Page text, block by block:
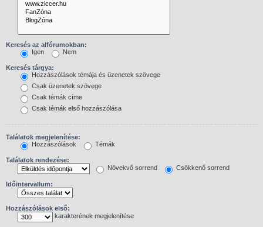
Keresés az alfórumokban:
Igen
Nem
Keresés tárgya:
Hozzászólások témája és üzenetek szövege
Csak üzenetek szövege
Csak témák címe
Csak témák első hozzászólása
Találatok megjelenítése:
Hozzászólások
Témák
Találatok rendezése:
Növekvő sorrend
Csökkenő sorrend
Időintervallum:
Hozzászólások első:
karakterének megjelenítése